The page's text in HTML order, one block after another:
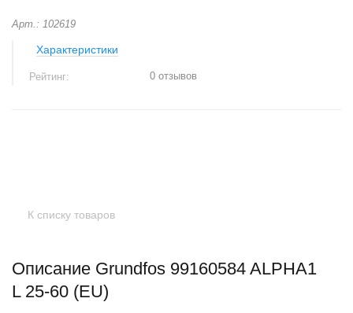
Арт.: 102619
Характеристики
Рейтинг: 0 отзывов
К списку товаров
Описание Grundfos 99160584 ALPHA1
L 25-60 (EU)